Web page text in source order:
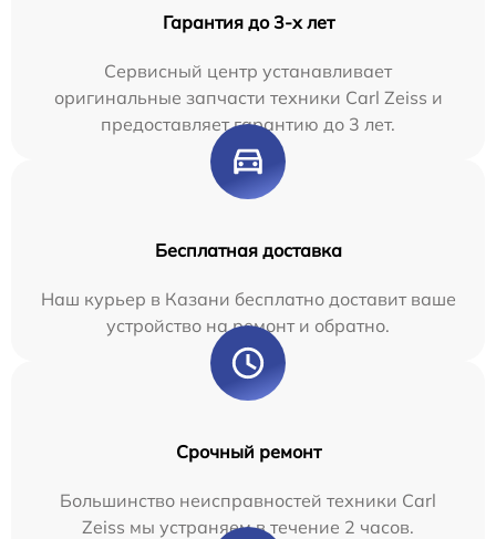
Гарантия до 3-х лет
Сервисный центр устанавливает
оригинальные запчасти техники Carl Zeiss и
предоставляет гарантию до 3 лет.
Бесплатная доставка
Наш курьер в Казани бесплатно доставит ваше
устройство на ремонт и обратно.
Срочный ремонт
Большинство неисправностей техники Carl
Zeiss мы устраняем в течение 2 часов.